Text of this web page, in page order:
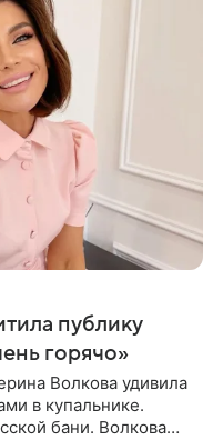
публику
горячо»
Волкова удивила
в купальнике.
бани. Волкова